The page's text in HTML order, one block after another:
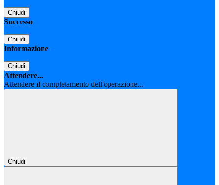
Chiudi
Successo
Chiudi
Informazione
Chiudi
Attendere...
Attendere il completamento dell'operazione...
Chiudi